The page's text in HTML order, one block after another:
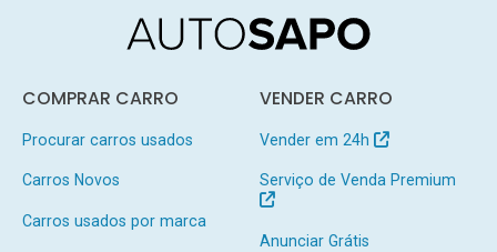
COMPRAR CARRO
Procurar carros usados
Carros Novos
Carros usados por marca
VENDER CARRO
Vender em 24h
Serviço de Venda Premium
Anunciar Grátis